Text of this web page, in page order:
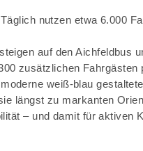
nutzen etwa 6.000
auf den Aichfeldbus
zusätzlichen Fahrgästen
weiß-blau
längst zu markanten
– und damit für aktiven